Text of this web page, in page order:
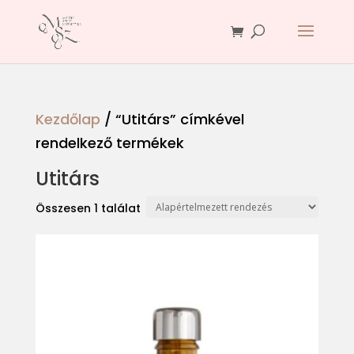
Kezdőlap / “Utitárs” címkével
rendelkező termékek
Utitárs
Összesen 1 találat